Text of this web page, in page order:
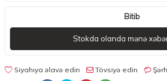
Bitib
Stokda olanda mənə
Siyahıya əlavə edin Tövsiyə edin Şərh